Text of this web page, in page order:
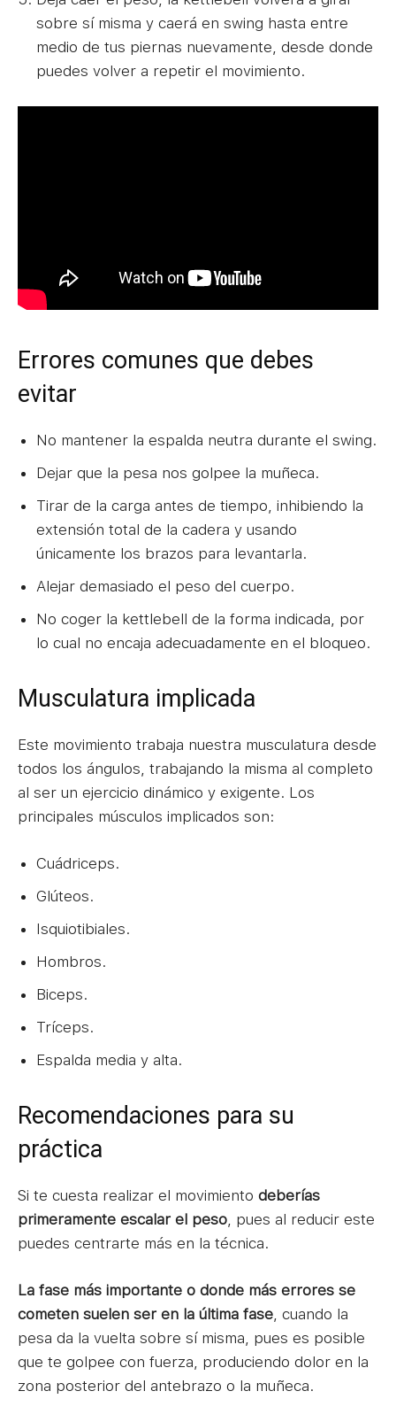
sobre sí misma y caerá en swing hasta entre
medio de tus piernas nuevamente, desde donde
puedes volver a repetir el movimiento.
Errores comunes que debes
evitar
No mantener la espalda neutra durante el swing.
Dejar que la pesa nos golpee la muñeca.
Tirar de la carga antes de tiempo, inhibiendo la
extensión total de la cadera y usando
únicamente los brazos para levantarla.
Alejar demasiado el peso del cuerpo.
No coger la kettlebell de la forma indicada, por
lo cual no encaja adecuadamente en el bloqueo.
Musculatura implicada
Este movimiento trabaja nuestra musculatura desde
todos los ángulos, trabajando la misma al completo
al ser un ejercicio dinámico y exigente. Los
principales músculos implicados son:
Cuádriceps.
Glúteos.
Isquiotibiales.
Hombros.
Biceps.
Tríceps.
Espalda media y alta.
Recomendaciones para su
práctica
Si te cuesta realizar el movimiento deberías
primeramente escalar el peso , pues al reducir este
puedes centrarte más en la técnica.
La fase más importante o donde más errores se
cometen suelen ser en la última fase , cuando la
pesa da la vuelta sobre sí misma, pues es posible
que te golpee con fuerza, produciendo dolor en la
zona posterior del antebrazo o la muñeca.